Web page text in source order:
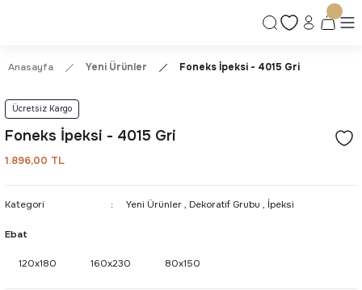
Güvenli Alışveriş Deneyimi
Anasayfa Yeni Ürünler Foneks İpeksi - 4015 Gri
Ücretsiz Kargo
Foneks İpeksi - 4015 Gri
1.896,00 TL
Kategori Yeni Ürünler , Dekoratif Grubu , İpeksi
Ebat
120x180 160x230 80x150